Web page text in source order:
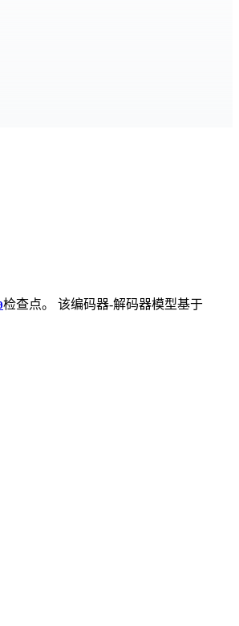
检查点。 该编码器-解码器模型基于